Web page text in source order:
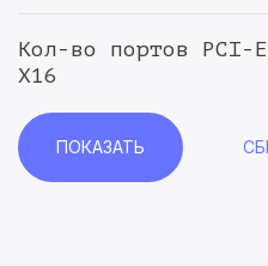
Кол-во портов PCI-E
X16